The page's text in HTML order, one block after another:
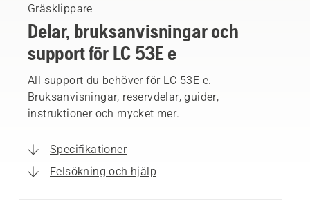
Gräsklippare
Delar, bruksanvisningar och
support för LC 53E e
All support du behöver för LC 53E e.
Bruksanvisningar, reservdelar, guider,
instruktioner och mycket mer.
Specifikationer
Felsökning och hjälp